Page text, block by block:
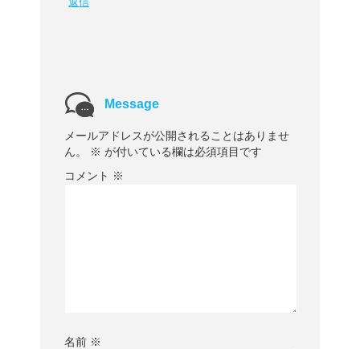
Message
メールアドレスが公開されることはありませ
ん。
※ が付いている欄は必須項目です
コメント ※
名前 ※